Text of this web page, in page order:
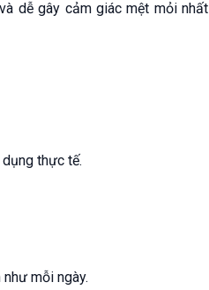
dễ gây cảm giác mệt mỏi nhất
thực tế.
mỗi ngày.